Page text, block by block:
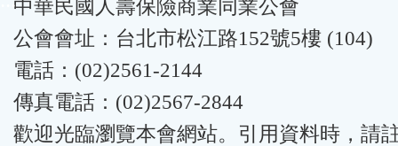
中華民國人壽保險商業同業公會
公會會址：台北市松江路152號5樓 (104)
電話：(02)2561-2144
傳真電話：(02)2567-2844
歡迎光臨瀏覽本會網站。引用資料時，請